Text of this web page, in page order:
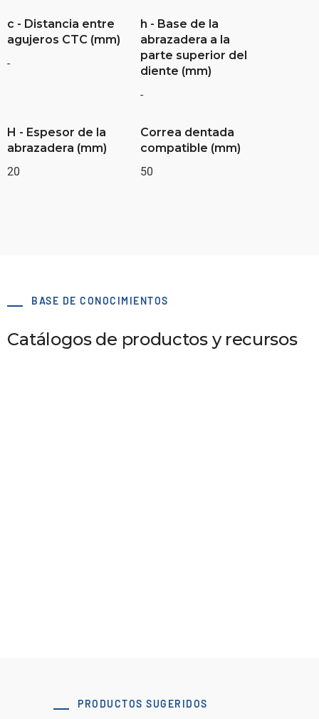
c - Distancia entre
agujeros CTC (mm)
-
h - Base de la
abrazadera a la
parte superior del
diente (mm)
-
H - Espesor de la
abrazadera (mm)
20
Correa dentada
compatible (mm)
50
BASE DE CONOCIMIENTOS
Catálogos de productos y recursos
PRODUCTOS SUGERIDOS